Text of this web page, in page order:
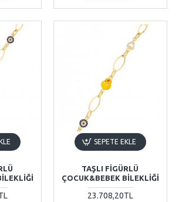
TAŞLI FIGÜRLÜ
ÇOCUK&BEBEK BILEKLIĞI
23.708,20TL
SEPETE EKLE